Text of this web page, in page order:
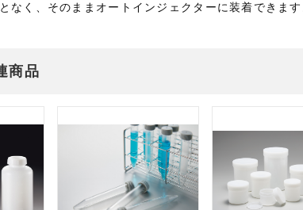
なく、そのままオートインジェクターに装着できます
商品